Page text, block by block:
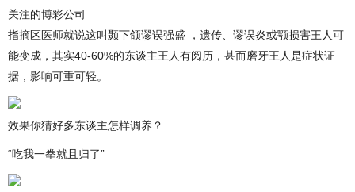
关注的博彩公司
指摘区医师就说这叫颞下颌谬误强盛 ，遗传、谬误炎或颚损害王人可
能变成，其实40-60%的东谈主王人有阅历，甚而磨牙王人是症状证
据，影响可重可轻。
效果你猜好多东谈主怎样调养？
“吃我一拳就且归了”